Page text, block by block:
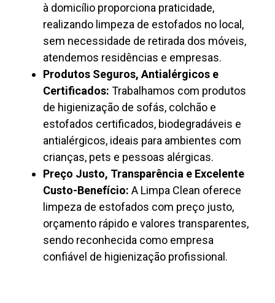
à domicílio proporciona praticidade,
realizando limpeza de estofados no local,
sem necessidade de retirada dos móveis,
atendemos residências e empresas.
Produtos Seguros, Antialérgicos e
Certificados: Trabalhamos com produtos
de higienização de sofás, colchão e
estofados certificados, biodegradáveis e
antialérgicos, ideais para ambientes com
crianças, pets e pessoas alérgicas.
Preço Justo, Transparência e Excelente
Custo-Benefício: A Limpa Clean oferece
limpeza de estofados com preço justo,
orçamento rápido e valores transparentes,
sendo reconhecida como empresa
confiável de higienização profissional.